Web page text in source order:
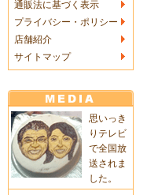
通販法に基づく表示
プライバシー・ポリシー
店舗紹介
サイトマップ
思いっき
りテレビ
で全国放
送されま
した。